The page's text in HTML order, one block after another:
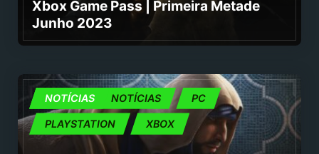
Xbox Game Pass | Primeira Metade
Junho 2023
JOGOS NOTÍCIAS PC
PLAYSTATION XBOX
NOTÍCIAS